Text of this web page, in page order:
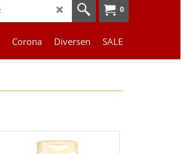
0
Corona Diversen SALE